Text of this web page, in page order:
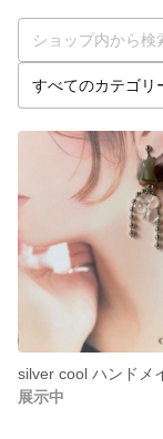
展示中